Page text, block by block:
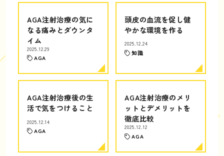
AGA注射治療の気に
なる痛みとダウンタ
イム
2025.12.29
AGA
頭皮の血流を促し健
やかな環境を作る
2025.12.24
知識
AGA注射治療後の生
活で気をつけること
2025.12.14
AGA
AGA注射治療のメリ
ットとデメリットを
徹底比較
2025.12.12
AGA